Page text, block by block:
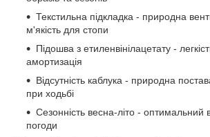
Текстильна підкладка - природна
м'якість для стопи
Підошва з етиленвінілацетату -
амортизація
Відсутність каблука - природна
при ходьбі
Сезонність весна-літо - оптимальний
погоди